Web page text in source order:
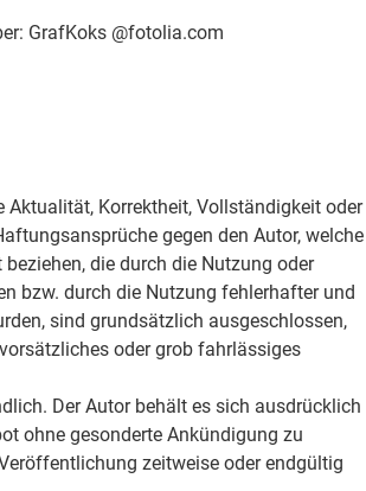
GrafKoks @fotolia.com
Korrektheit, Vollständigkeit oder
gegen den Autor, welche
die durch die Nutzung oder
bzw. durch die Nutzung fehlerhafter und
sind grundsätzlich ausgeschlossen,
oder grob fahrlässiges
Der Autor behält es sich ausdrücklich
ohne gesonderte Ankündigung zu
zeitweise oder endgültig